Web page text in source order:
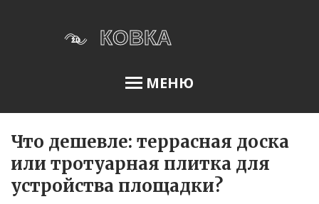
МЕНЮ
Освещение сада
Меню
Что дешевле: террасная доска
или тротуарная плитка для
устройства площадки?